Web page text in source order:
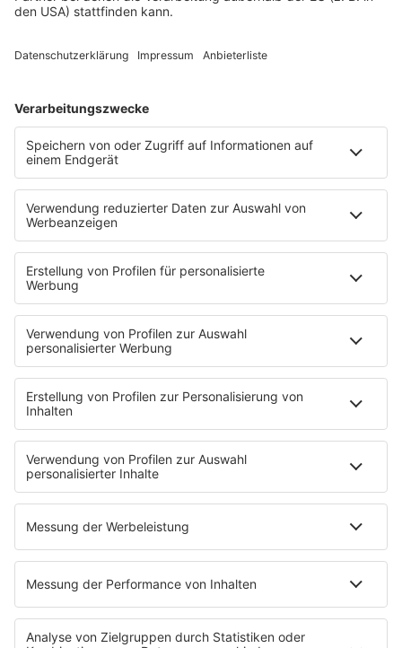
Techno
Trance
Podcast
Pop Crimes
The Story / Loveparade
90er Kids mit Oli.P
YouTube
90s90s DE:CODED
Musik
News
HITstory
Was macht eigentlich?
Listing
Back to the 90s
Mitmachen
Aktionen & Events
90s90s Countdown
Empfang